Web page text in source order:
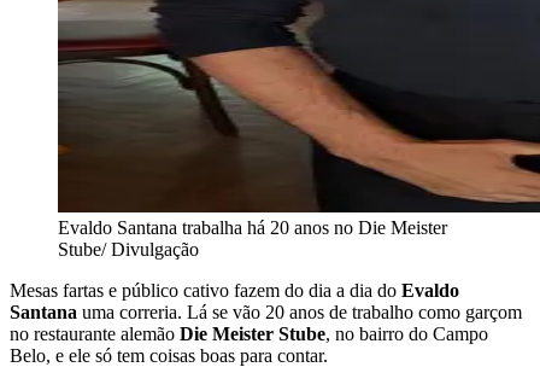
Evaldo Santana trabalha há 20 anos no Die Meister
Stube/ Divulgação
Mesas fartas e público cativo fazem do dia a dia do Evaldo
Santana uma correria. Lá se vão 20 anos de trabalho como garçom
no restaurante alemão Die Meister Stube, no bairro do Campo
Belo, e ele só tem coisas boas para contar.